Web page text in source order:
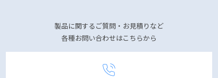
製品に関するご質問・お見積りなど
各種お問い合わせはこちらから